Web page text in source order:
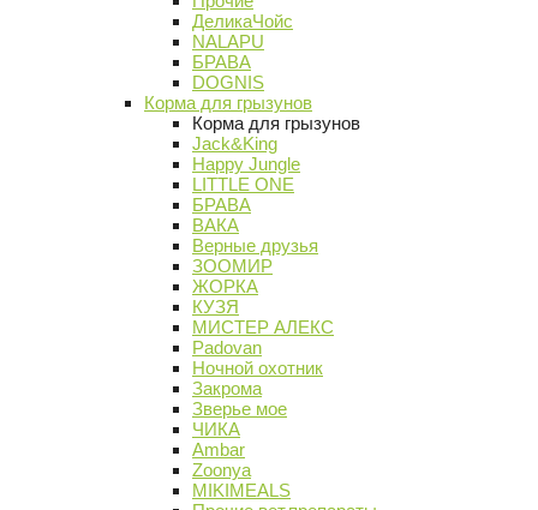
ДеликаЧойс
NALAPU
БРАВА
DOGNIS
Корма для грызунов
Корма для грызунов
Jack&King
Happy Jungle
LITTLE ONE
БРАВА
ВАКА
Верные друзья
ЗООМИР
ЖОРКА
КУЗЯ
МИСТЕР АЛЕКС
Padovan
Ночной охотник
Закрома
Зверье мое
ЧИКА
Ambar
Zoonya
MIKIMEALS